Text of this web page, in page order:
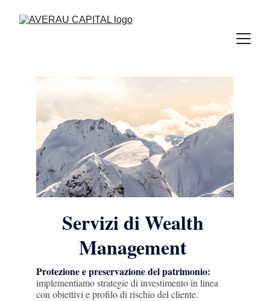
Protezione e preservazione del patrimonio:
implementiamo strategie di investimento in linea
con obiettivi e profilo di rischio del cliente.
Servizi di Wealth
Management